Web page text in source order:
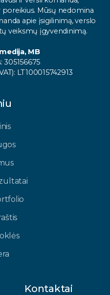
Mūsų nedomina
apie įsigilinimą, verslo
veiksmų įgyvendinimą.
MB
305156675
LT100015742913
Kontaktai